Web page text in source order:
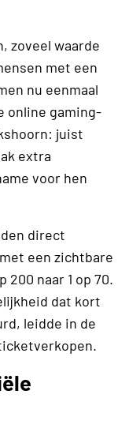
zoveel waarde
met een
nu eenmaal
online gaming-
juist
extra
voor hen
direct
een zichtbare
200 naar 1 op 70.
dat kort
leidde in de